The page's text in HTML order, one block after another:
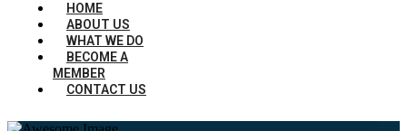
HOME
ABOUT US
WHAT WE DO
BECOME A
MEMBER
CONTACT US